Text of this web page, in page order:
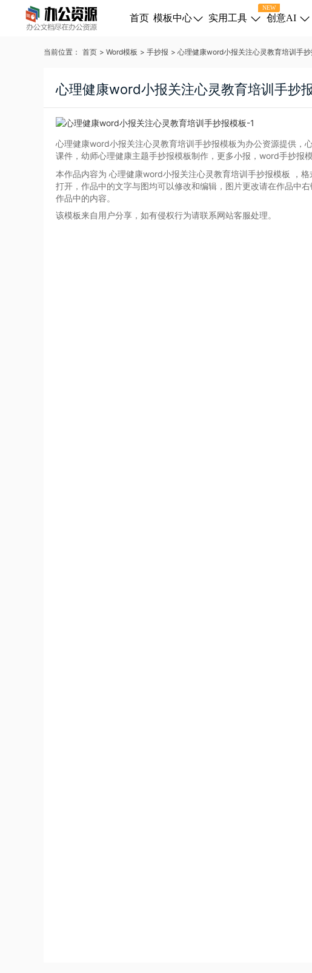
首页 模板中心
NEW
实用工具 创意AI
当前位置： 首页 > Word模板 > 手抄报 > 心理健康word小报关注心灵教育培训手抄
心理健康word小报关注心灵教育培训手抄
心理健康word小报关注心灵教育培训手抄报模板为办公资源提供，
课件，幼师心理健康主题手抄报模板制作，更多小报，word手抄报
本作品内容为 心理健康word小报关注心灵教育培训手抄报模板
，
打开，作品中的文字与图均可以修改和编辑，图片更改请在作品中
作品中的内容。
该模板来自用户分享，如有侵权行为请联系网站客服处理。